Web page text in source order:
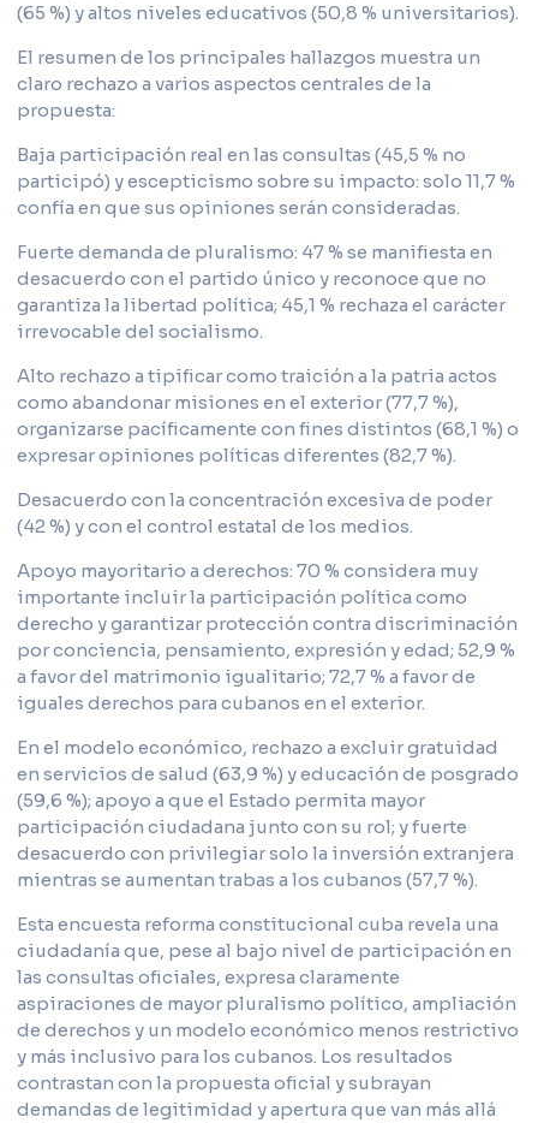
(65 %) y altos niveles educativos (50,8 % universitarios).
El resumen de los principales hallazgos muestra un
claro rechazo a varios aspectos centrales de la
propuesta:
Baja participación real en las consultas (45,5 % no
participó) y escepticismo sobre su impacto: solo 11,7 %
confía en que sus opiniones serán consideradas.
Fuerte demanda de pluralismo: 47 % se manifiesta en
desacuerdo con el partido único y reconoce que no
garantiza la libertad política; 45,1 % rechaza el carácter
irrevocable del socialismo.
Alto rechazo a tipificar como traición a la patria actos
como abandonar misiones en el exterior (77,7 %),
organizarse pacíficamente con fines distintos (68,1 %) o
expresar opiniones políticas diferentes (82,7 %).
Desacuerdo con la concentración excesiva de poder
(42 %) y con el control estatal de los medios.
Apoyo mayoritario a derechos: 70 % considera muy
importante incluir la participación política como
derecho y garantizar protección contra discriminación
por conciencia, pensamiento, expresión y edad; 52,9 %
a favor del matrimonio igualitario; 72,7 % a favor de
iguales derechos para cubanos en el exterior.
En el modelo económico, rechazo a excluir gratuidad
en servicios de salud (63,9 %) y educación de posgrado
(59,6 %); apoyo a que el Estado permita mayor
participación ciudadana junto con su rol; y fuerte
desacuerdo con privilegiar solo la inversión extranjera
mientras se aumentan trabas a los cubanos (57,7 %).
Esta encuesta reforma constitucional cuba revela una
ciudadanía que, pese al bajo nivel de participación en
las consultas oficiales, expresa claramente
aspiraciones de mayor pluralismo político, ampliación
de derechos y un modelo económico menos restrictivo
y más inclusivo para los cubanos. Los resultados
contrastan con la propuesta oficial y subrayan
demandas de legitimidad y apertura que van más allá